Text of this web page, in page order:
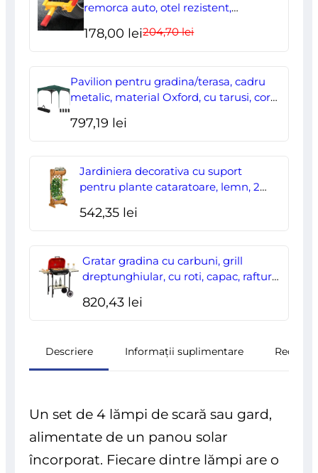
remorca auto, otel rezistent,
204,70leiPrețul
a
fost:
178,00 lei
Prețul
este:
178,00 lei.
Pavilion pentru gradina/terasa, cadru
metalic, material Oxford, cu tarusi, corzi
2.95×2.95×2.55 m
797,19 lei
Jardiniera decorativa cu suport
pentru plante cataratoare, lemn, 2
542,35 lei
Gratar gradina cu carbuni, grill
dreptunghiular, cu roti, capac, rafturi,
820,43 lei
Descriere Informații suplimentare
Un set de 4 lămpi de scară sau gard,
alimentate de un panou solar
încorporat. Fiecare dintre lămpi are o